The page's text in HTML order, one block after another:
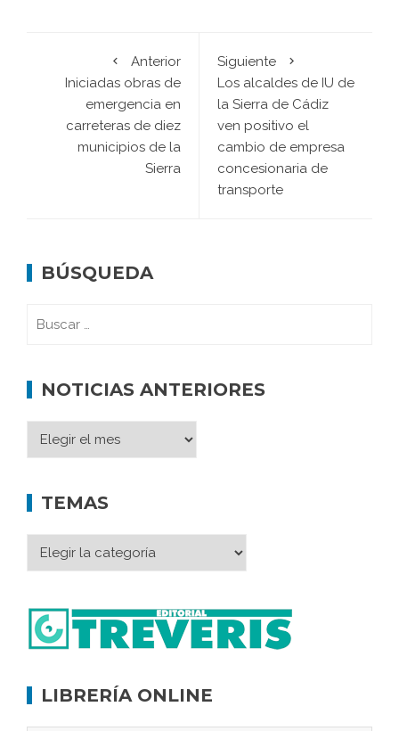
Anterior
Iniciadas obras de
emergencia en
carreteras de diez
municipios de la
Sierra
Siguiente
Los alcaldes de IU de
la Sierra de Cádiz
ven positivo el
cambio de empresa
concesionaria de
transporte
BÚSQUEDA
NOTICIAS ANTERIORES
TEMAS
LIBRERÍA ONLINE